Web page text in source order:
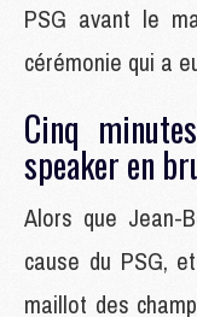
PSG avant le
cérémonie qui a
Cinq
speaker en
Alors que Jean-
cause du PSG,
maillot des